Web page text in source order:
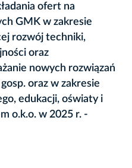
ofert na
GMK w zakresie
rozwój techniki,
oraz
nowych rozwiązań
oraz w zakresie
edukacji, oświaty i
o.k.o. w 2025 r. -